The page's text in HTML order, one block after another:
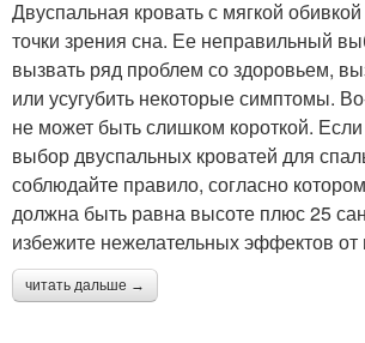
Двуспальная кровать с мягкой
точки зрения сна. Ее неправильный
вызвать ряд проблем со здоровьем,
или усугубить некоторые симптомы.
не может быть слишком короткой.
выбор двуспальных кроватей для
соблюдайте правило, согласно
должна быть равна высоте плюс 25
избежите нежелательных эффектов от
читать дальше →